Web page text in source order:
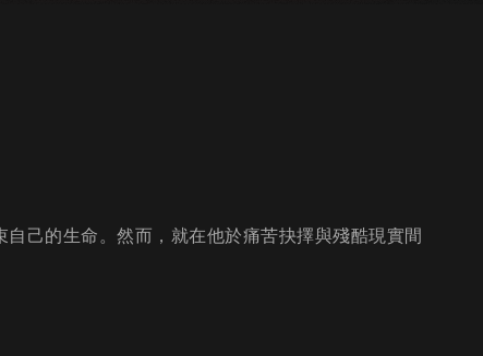
己的生命。然而，就在他於痛苦抉擇與殘酷現實間